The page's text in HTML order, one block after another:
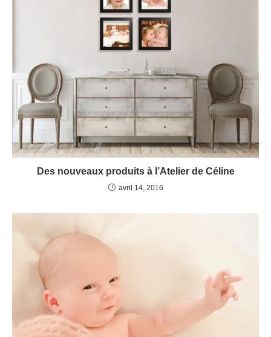
Des nouveaux produits à l’Atelier de Céline
avril 14, 2016